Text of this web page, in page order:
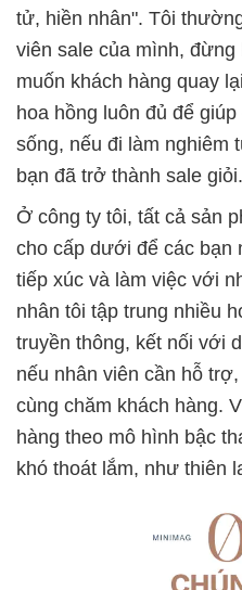
tử, hiền nhân". Tôi
viên sale của mình,
muốn khách hàng quay
hoa hồng luôn đủ để
sống, nếu đi làm nghiêm
bạn đã trở thành sale giỏi.
Ở công ty tôi, tất cả sản
cho cấp dưới để các bạn
tiếp xúc và làm việc với
nhân tôi tập trung nhiều
truyền thông, kết nối với
nếu nhân viên cần hỗ
cùng chăm khách hàng.
hàng theo mô hình bậc
khó thoát lắm, như thiên